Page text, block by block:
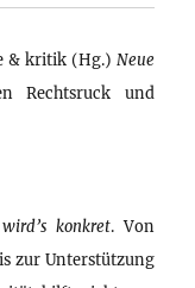
& kritik (Hg.) Neue
Rechtsruck und
konkret. Von
zur Unterstützung